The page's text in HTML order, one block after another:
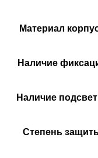
Материал
Наличие
Наличие
Степень